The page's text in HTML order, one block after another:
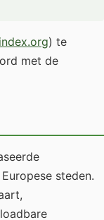
) te
met de
steden.